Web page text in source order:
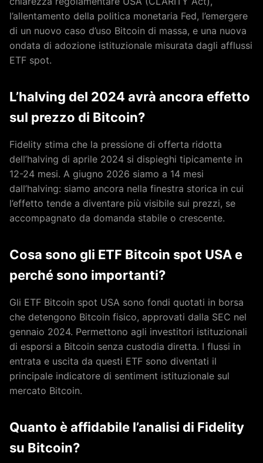
l’allentamento della politica monetaria Fed, l’emergere
di un nuovo caso d’uso Bitcoin di massa, e una nuova
ondata di adozione istituzionale misurata dagli afflussi
ETF spot.
L’halving del 2024 avrà ancora effetto
sul prezzo di Bitcoin?
Fidelity stima che la pressione di offerta ridotta
dell’halving di aprile 2024 si dispieghi tipicamente in
12-24 mesi. A giugno 2026 siamo a 14 mesi
dall’halving: siamo ancora nella finestra storica in cui
l’effetto tende a diventare più visibile sui prezzi, se
accompagnato da domanda stabile o crescente.
Cosa sono gli ETF Bitcoin spot USA e
perché sono importanti?
Gli ETF Bitcoin spot USA sono fondi quotati in borsa
che detengono Bitcoin fisico, approvati dalla SEC nel
gennaio 2024. Permettono agli investitori istituzionali
di esporsi a Bitcoin senza custodia diretta. I flussi in
entrata e uscita da questi ETF sono diventati il
principale indicatore di sentiment istituzionale sul
mercato Bitcoin.
Quanto è affidabile l’analisi di Fidelity
su Bitcoin?